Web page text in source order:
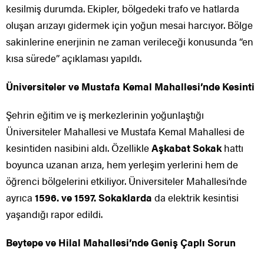
kesilmiş durumda. Ekipler, bölgedeki trafo ve hatlarda
oluşan arızayı gidermek için yoğun mesai harcıyor. Bölge
sakinlerine enerjinin ne zaman verileceği konusunda “en
kısa sürede” açıklaması yapıldı.
Üniversiteler ve Mustafa Kemal Mahallesi’nde Kesinti
Şehrin eğitim ve iş merkezlerinin yoğunlaştığı
Üniversiteler Mahallesi ve Mustafa Kemal Mahallesi de
kesintiden nasibini aldı. ÖzellikleAşkabat Sokak hattı
boyunca uzanan arıza, hem yerleşim yerlerini hem de
öğrenci bölgelerini etkiliyor. Üniversiteler Mahallesi’nde
ayrıca 1596. ve 1597. Sokaklarda da elektrik kesintisi
yaşandığı rapor edildi.
Beytepe ve Hilal Mahallesi’nde Geniş Çaplı Sorun